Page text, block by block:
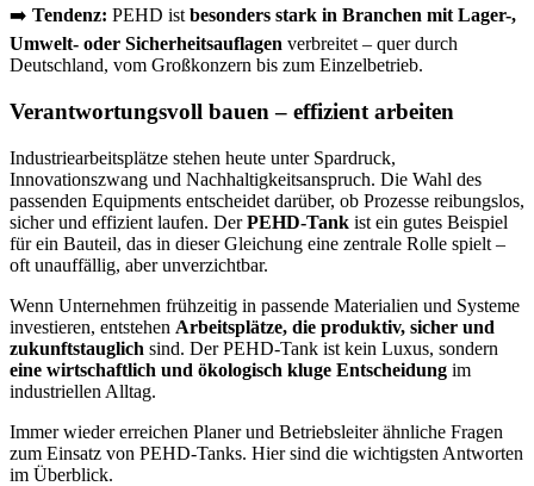
➡️ Tendenz: PEHD ist besonders stark in Branchen mit Lager-,
Umwelt- oder Sicherheitsauflagen verbreitet – quer durch
Deutschland, vom Großkonzern bis zum Einzelbetrieb.
Verantwortungsvoll bauen – effizient arbeiten
Industriearbeitsplätze stehen heute unter Spardruck,
Innovationszwang und Nachhaltigkeitsanspruch. Die Wahl des
passenden Equipments entscheidet darüber, ob Prozesse reibungslos,
sicher und effizient laufen. DerPEHD-Tank ist ein gutes Beispiel
für ein Bauteil, das in dieser Gleichung eine zentrale Rolle spielt –
oft unauffällig, aber unverzichtbar.
Wenn Unternehmen frühzeitig in passende Materialien und Systeme
investieren, entstehen Arbeitsplätze, die produktiv, sicher und
zukunftstauglich sind. Der PEHD-Tank ist kein Luxus, sondern
eine wirtschaftlich und ökologisch kluge Entscheidung im
industriellen Alltag.
Immer wieder erreichen Planer und Betriebsleiter ähnliche Fragen
zum Einsatz von PEHD-Tanks. Hier sind die wichtigsten Antworten
im Überblick.